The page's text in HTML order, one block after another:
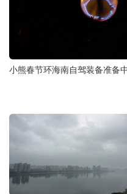
小熊春节环海南自驾装备准备中